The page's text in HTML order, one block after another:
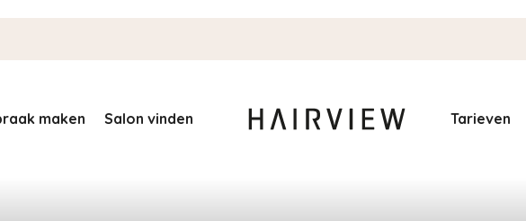
maken Salon vinden Tarieven